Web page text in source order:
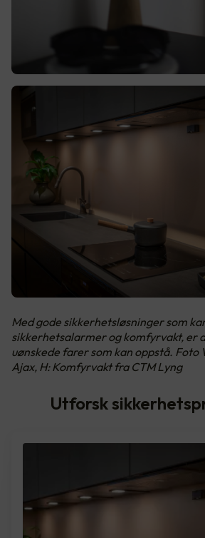
Med gode sikkerhetsløsninger som
sikkerhetsalarmer og komfyrvakt, er
uønskede farer som kan oppstå. Foto
Ajax, H: Komfyrvakt fra CTM Lyng
Utforsk